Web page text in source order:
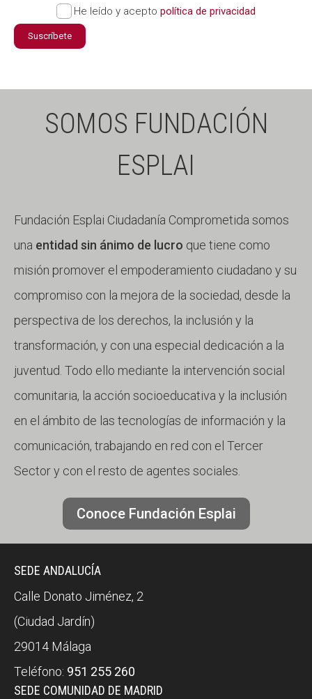
He leído y acepto política de privacidad
Suscríbete
SOMOS FUNDACIÓN
ESPLAI
Fundación Esplai Ciudadanía Comprometida somos
una entidad sin ánimo de lucro que tiene como
misión promover el empoderamiento ciudadano y su
compromiso con la mejora de la sociedad, desde la
perspectiva de los derechos, la inclusión y la
transformación, y con una especial dedicación a la
juventud. Todo ello mediante la intervención social
comunitaria, la acción socioeducativa y la inclusión
en el ámbito de las tecnologías de información y la
comunicación, trabajando en red con el Tercer
Sector y con el resto de agentes sociales.
Conoce Fundación Esplai
SEDE ANDALUCÍA
Calle Donato Jiménez, 2
(Ciudad Jardín)
29014 Málaga
Teléfono: 951 255 260
SEDE COMUNIDAD DE MADRID